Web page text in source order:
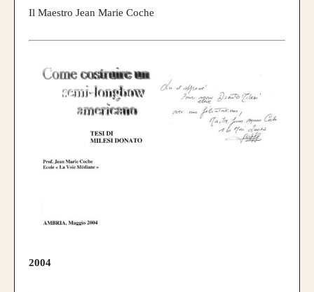
Il Maestro Jean Marie Coche
2004